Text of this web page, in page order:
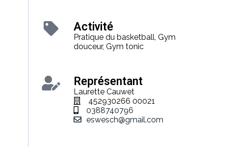
Activité
Pratique du basketball, Gym
douceur, Gym tonic
Représentant
Laurette Cauwet
452930266 00021
0388740796
eswesch@gmail.com